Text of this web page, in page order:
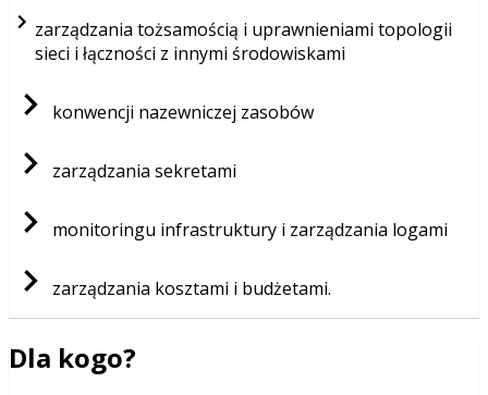
zarządzania tożsamością i uprawnieniami topologii
sieci i łączności z innymi środowiskami
konwencji nazewniczej zasobów
zarządzania sekretami
monitoringu infrastruktury i zarządzania logami
zarządzania kosztami i budżetami.
Dla kogo?